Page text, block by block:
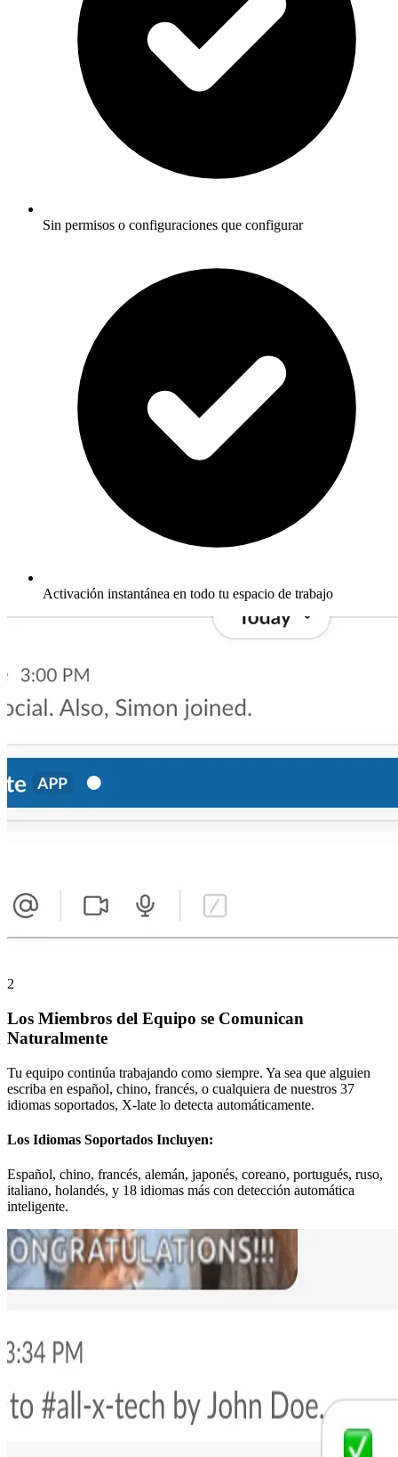
Sin permisos o configuraciones que configurar
Activación instantánea en todo tu espacio de trabajo
2
Los Miembros del Equipo se Comunican
Naturalmente
Tu equipo continúa trabajando como siempre. Ya sea que alguien
escriba en español, chino, francés, o cualquiera de nuestros 37
idiomas soportados, X-late lo detecta automáticamente.
Los Idiomas Soportados Incluyen:
Español, chino, francés, alemán, japonés, coreano, portugués, ruso,
italiano, holandés, y 18 idiomas más con detección automática
inteligente.